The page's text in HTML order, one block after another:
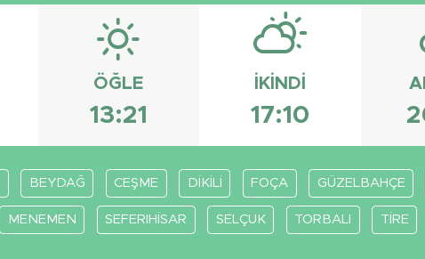
ÖĞLE
13:21
İKINDI
17:10
BEYDAĞ CEŞME DİKİLİ FOÇA GÜZELBAHÇE
MENEMEN SEFERIHİSAR SELÇUK TORBALI TİRE